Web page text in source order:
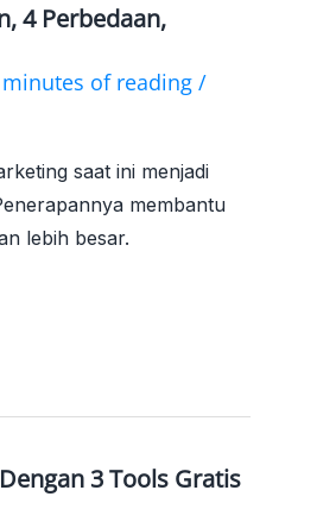
4 Perbedaan,
of reading /
saat ini menjadi
membantu
lebih besar.
3 Tools Gratis